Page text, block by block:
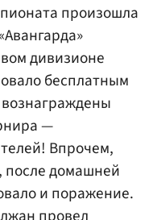
произошла
дивизионе
бесплатным
—
Впрочем,
после домашней
и поражение.